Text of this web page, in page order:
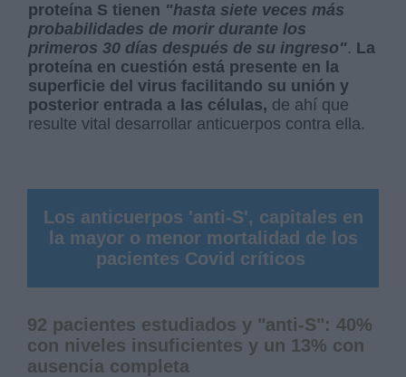
proteína S tienen "hasta siete veces más
probabilidades de morir durante los
primeros 30 días después de su ingreso". La
proteína en cuestión está presente en la
superficie del virus facilitando su unión y
posterior entrada a las células, de ahí que
resulte vital desarrollar anticuerpos contra ella.
Los anticuerpos 'anti-S', capitales en
la mayor o menor mortalidad de los
pacientes Covid críticos
92 pacientes estudiados y "anti-S": 40%
con niveles insuficientes y un 13% con
ausencia completa